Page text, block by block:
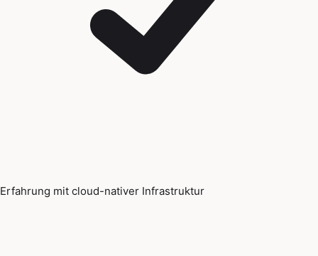
Erfahrung mit cloud-nativer Infrastruktur